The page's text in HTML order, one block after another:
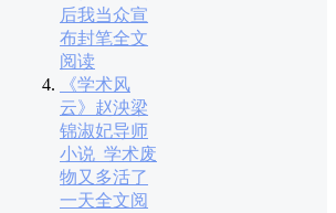
后我当众宣
布封笔全文
阅读
《学术风
云》赵泱梁
锦淑妃导师
小说_学术废
物又多活了
一天全文阅